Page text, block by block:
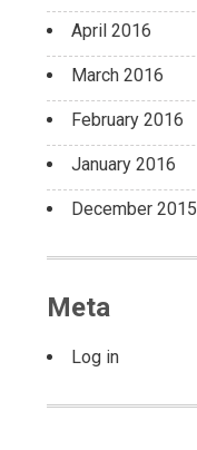
April 2016
March 2016
February 2016
January 2016
December 2015
Meta
Log in